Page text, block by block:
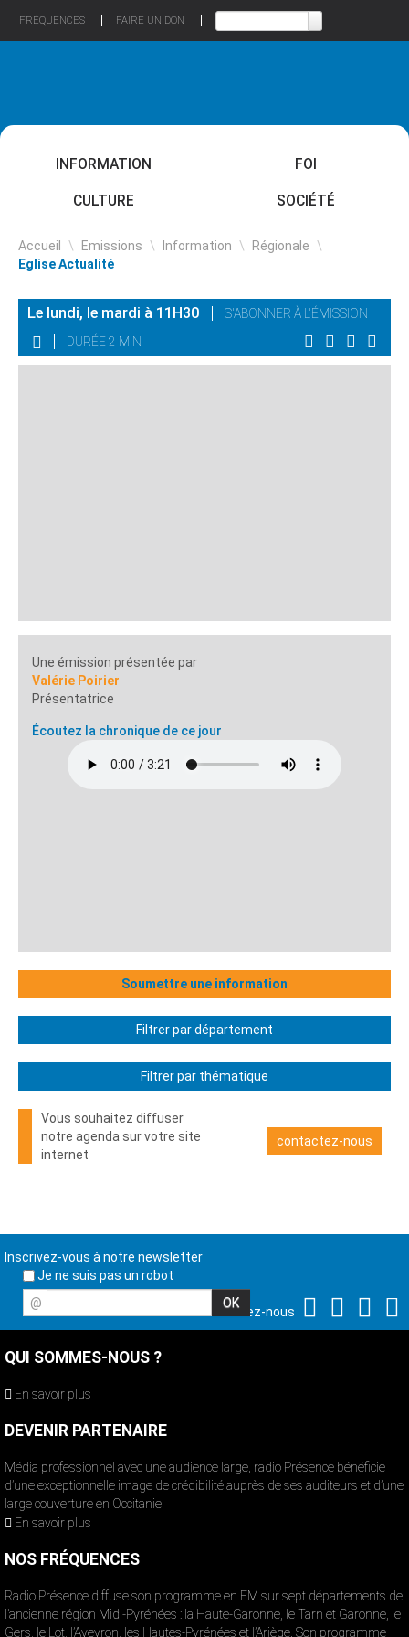
FRÉQUENCES FAIRE UN DON
INFORMATION FOI
CULTURE SOCIÉTÉ
Accueil \ Emissions \ Information \ Régionale \
Eglise Actualité
Le lundi, le mardi à 11H30
S'ABONNER À L'ÉMISSION
DURÉE 2 MIN
Une émission présentée par
Valérie Poirier
Présentatrice
Écoutez la chronique de ce jour
Soumettre une information
Filtrer par département
Filtrer par thématique
Vous souhaitez diffuser
notre agenda sur votre site
internet
contactez-nous
Inscrivez-vous à notre newsletter
Je ne suis pas un robot
@
Suivez-nous
QUI SOMMES-NOUS ?
En savoir plus
DEVENIR PARTENAIRE
Média professionnel avec une audience large, radio Présence bénéficie
d’une exceptionnelle image de crédibilité auprès de ses auditeurs et d’une
large couverture en Occitanie.
En savoir plus
NOS FRÉQUENCES
Radio Présence diffuse son programme en FM sur sept départements de
l’ancienne région Midi-Pyrénées : la Haute-Garonne, le Tarn et Garonne, le
Gers, le Lot, l’Aveyron, les Hautes-Pyrénées et l’Ariège. Son programme